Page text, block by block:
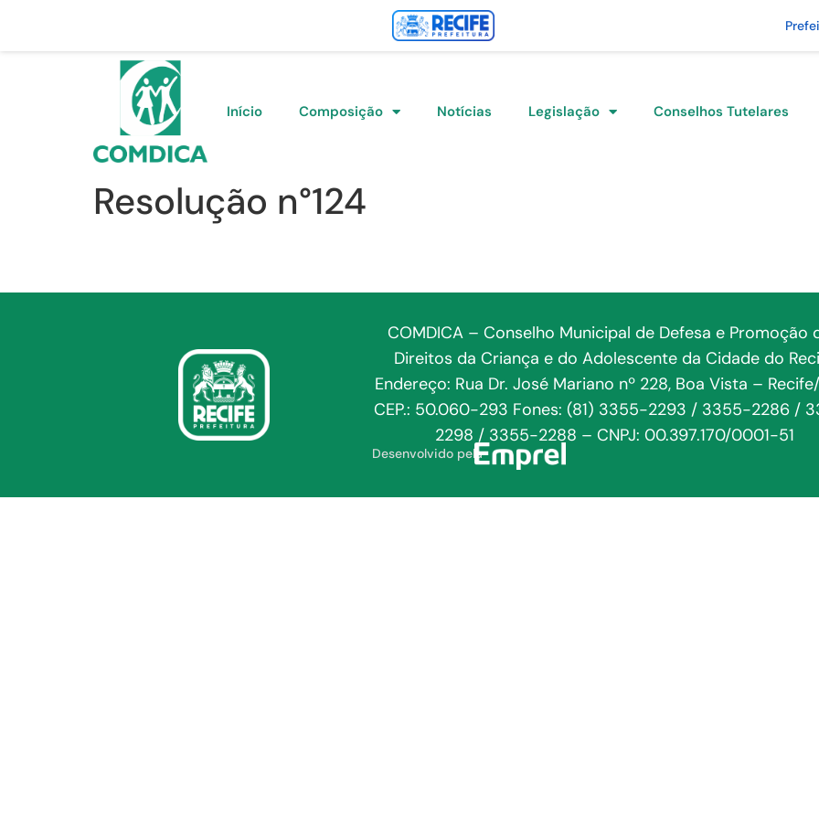
Início Composição Notícias Legislação Conselhos Tutelares
Resolução n°124
COMDICA – Conselho Municipal de Defesa e Promoção
Direitos da Criança e do Adolescente da Cidade do
Endereço: Rua Dr. José Mariano nº 228, Boa Vista –
CEP.: 50.060-293 Fones: (81) 3355-2293 / 3355-2286 /
2298 / 3355-2288 – CNPJ: 00.397.170/0001-51
Desenvolvido pela